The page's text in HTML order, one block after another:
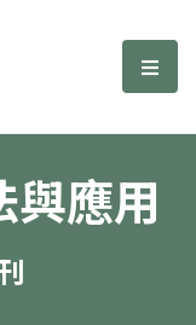
期刊 選
應用